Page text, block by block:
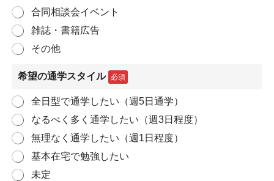
合同相談会イベント
雑誌・書籍広告
その他
希望の通学スタイル 必須
全日型で通学したい（週5日通学）
なるべく多く通学したい（週3日程度）
無理なく通学したい（週1日程度）
基本在宅で勉強したい
未定